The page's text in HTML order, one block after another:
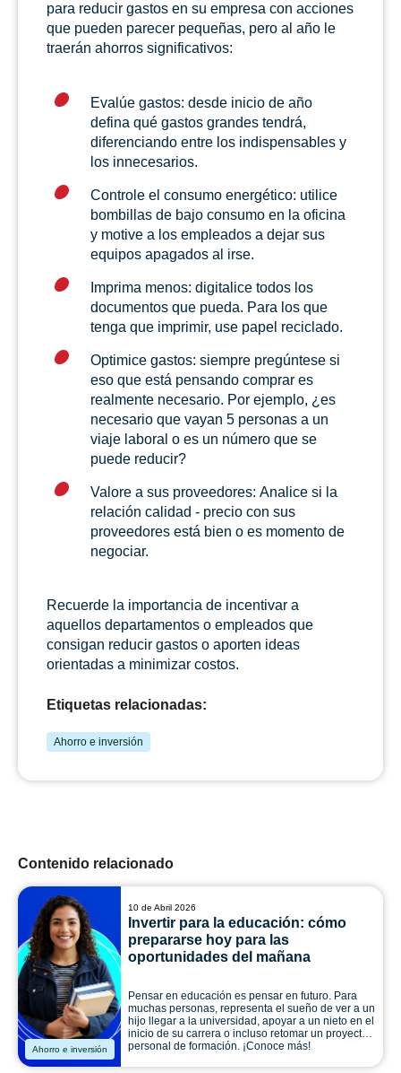
para reducir gastos en su empresa con acciones
que pueden parecer pequeñas, pero al año le
traerán ahorros significativos:
Evalúe gastos: desde inicio de año
defina qué gastos grandes tendrá,
diferenciando entre los indispensables y
los innecesarios.
Controle el consumo energético: utilice
bombillas de bajo consumo en la oficina
y motive a los empleados a dejar sus
equipos apagados al irse.
Imprima menos: digitalice todos los
documentos que pueda. Para los que
tenga que imprimir, use papel reciclado.
Optimice gastos: siempre pregúntese si
eso que está pensando comprar es
realmente necesario. Por ejemplo, ¿es
necesario que vayan 5 personas a un
viaje laboral o es un número que se
puede reducir?
Valore a sus proveedores: Analice si la
relación calidad - precio con sus
proveedores está bien o es momento de
negociar.
Recuerde la importancia de incentivar a
aquellos departamentos o empleados que
consigan reducir gastos o aporten ideas
orientadas a minimizar costos.
Etiquetas relacionadas:
Ahorro e inversión
Contenido relacionado
Ahorro e inversión
10 de Abril 2026
Invertir para la educación: cómo
prepararse hoy para las
oportunidades del mañana
Pensar en educación es pensar en futuro. Para
muchas personas, representa el sueño de ver a un
hijo llegar a la universidad, apoyar a un nieto en el
inicio de su carrera o incluso retomar un proyecto
personal de formación. ¡Conoce más!